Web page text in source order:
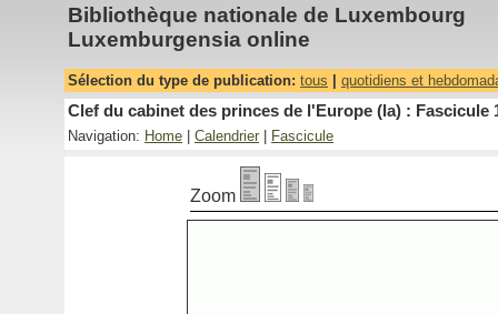
Bibliothèque nationale de Luxembourg
Luxemburgensia online
Sélection du type de publication: tous quotidiens et
Clef du cabinet des princes de l'Europe (la) : Fascicule
Navigation: Home Calendrier Fascicule
Zoom